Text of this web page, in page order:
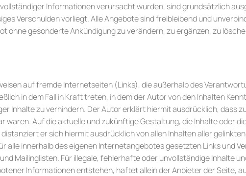
Informationen verursacht wurden, sind grundsätzlich
Verschulden vorliegt. Alle Angebote sind freibleibend und
ohne gesonderte Ankündigung zu verändern, zu ergänzen, zu
auf fremde Internetseiten (Links), die außerhalb des
in dem Fall in Kraft treten, in dem der Autor von den Inhalten
Inhalte zu verhindern. Der Autor erklärt hiermit ausdrücklich, dass
waren. Auf die aktuelle und zukünftige Gestaltung, die Inhalte oder
er sich hiermit ausdrücklich von allen Inhalten aller
alle innerhalb des eigenen Internetangebotes gesetzten Links und
Mailinglisten. Für illegale, fehlerhafte oder unvollständige Inhalte
Informationen entstehen, haftet allein der Anbieter der Seite,